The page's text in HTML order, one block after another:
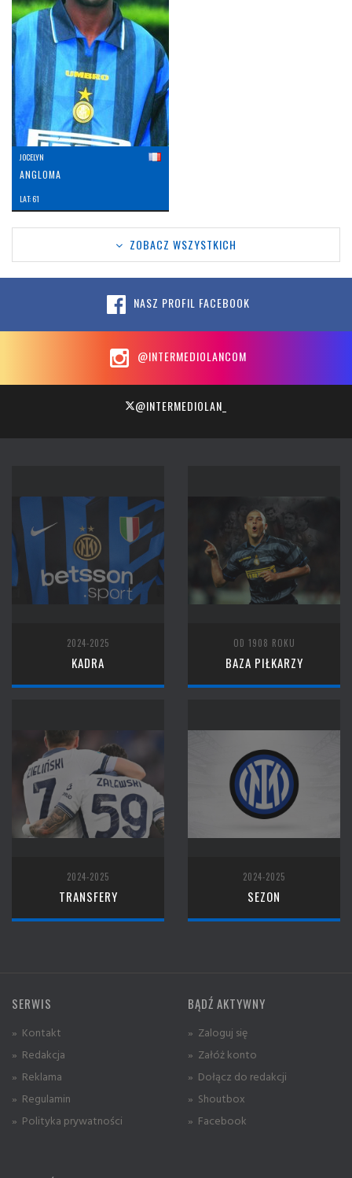
JOCELYN
ANGLOMA
LAT: 61
ZOBACZ WSZYSTKICH
NASZ PROFIL FACEBOOK
@INTERMEDIOLANCOM
@INTERMEDIOLAN_
2024-2025
KADRA
OD 1908 ROKU
BAZA PIŁKARZY
2024-2025
TRANSFERY
2024-2025
SEZON
SERWIS
» Kontakt
» Redakcja
» Reklama
» Regulamin
» Polityka prywatności
BĄDŹ AKTYWNY
» Zaloguj się
» Załóż konto
» Dołącz do redakcji
» Shoutbox
» Facebook